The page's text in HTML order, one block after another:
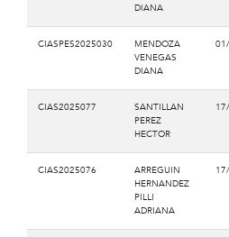
DIANA
CIASPES2025030
MENDOZA
VENEGAS
DIANA
CIAS2025077
SANTILLAN
PEREZ
HECTOR
CIAS2025076
ARREGUIN
HERNANDEZ
PILLI
ADRIANA